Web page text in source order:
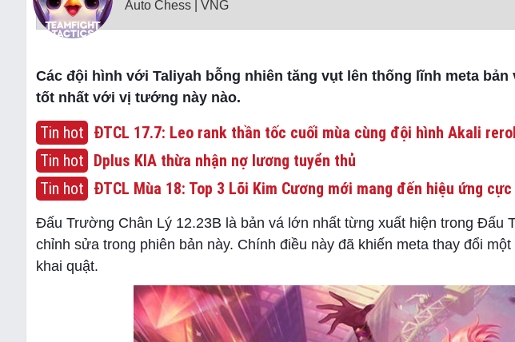
Auto Chess | VNG
Các đội hình với Taliyah bỗng nhiên tăng vụt lên thống lĩnh meta
tốt nhất với vị tướng này nào.
Tin hot ĐTCL 17.7: Leo rank thần tốc cuối mùa cùng đội hình Akali
Tin hot Dplus KIA thừa nhận nợ lương tuyển thủ
Tin hot ĐTCL Mùa 18: Top 3 Lõi Kim Cương mới mang đến hiệu ứng
Đấu Trường Chân Lý 12.23B là bản vá lớn nhất từng xuất hiện trong Đấu
chỉnh sửa trong phiên bản này. Chính điều này đã khiến meta thay đổi
khai quật.